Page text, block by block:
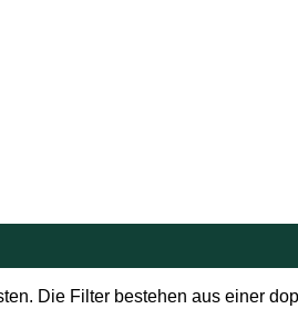
Die Filter bestehen aus einer